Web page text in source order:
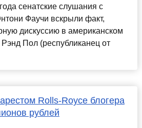
сенатские слушания с
Фаучи вскрыли факт,
дискуссию в американском
Пол (республиканец от
Rolls-Royce блогера
рублей